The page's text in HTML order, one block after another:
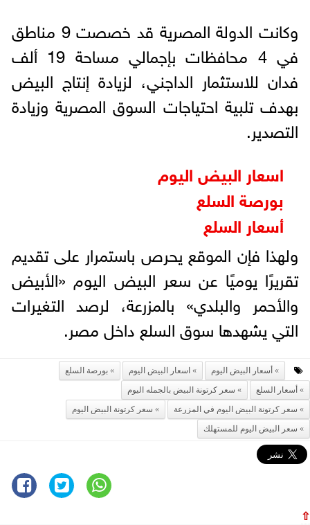
وكانت الدولة المصرية قد خصصت 9 مناطق
في 4 محافظات بإجمالي مساحة 19 ألف
فدان للاستثمار الداجني، لزيادة إنتاج البيض
بهدف تلبية احتياجات السوق المصرية وزيادة
التصدير.
اسعار البيض اليوم
بورصة السلع
أسعار السلع
ولهذا فإن الموقع يحرص باستمرار على تقديم
تقريرًا يوميًا عن سعر البيض اليوم «الأبيض
والأحمر والبلدي» بالمزرعة، لرصد التغيرات
التي يشهدها سوق السلع داخل مصر.
أسعار البيض اليوم اسعار البيض اليوم
بورصة السلع
أسعار السلع
سعر كرتونة البيض بالجمله اليوم
سعر كرتونة البيض اليوم في المزرعة
سعر كرتونة البيض اليوم
سعر البيض اليوم للمستهلك
⇧